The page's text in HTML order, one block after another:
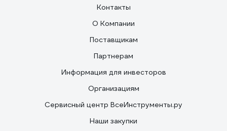
Контакты
О Компании
Поставщикам
Партнерам
Информация для инвесторов
Организациям
Сервисный центр ВсеИнструменты.ру
Наши закупки